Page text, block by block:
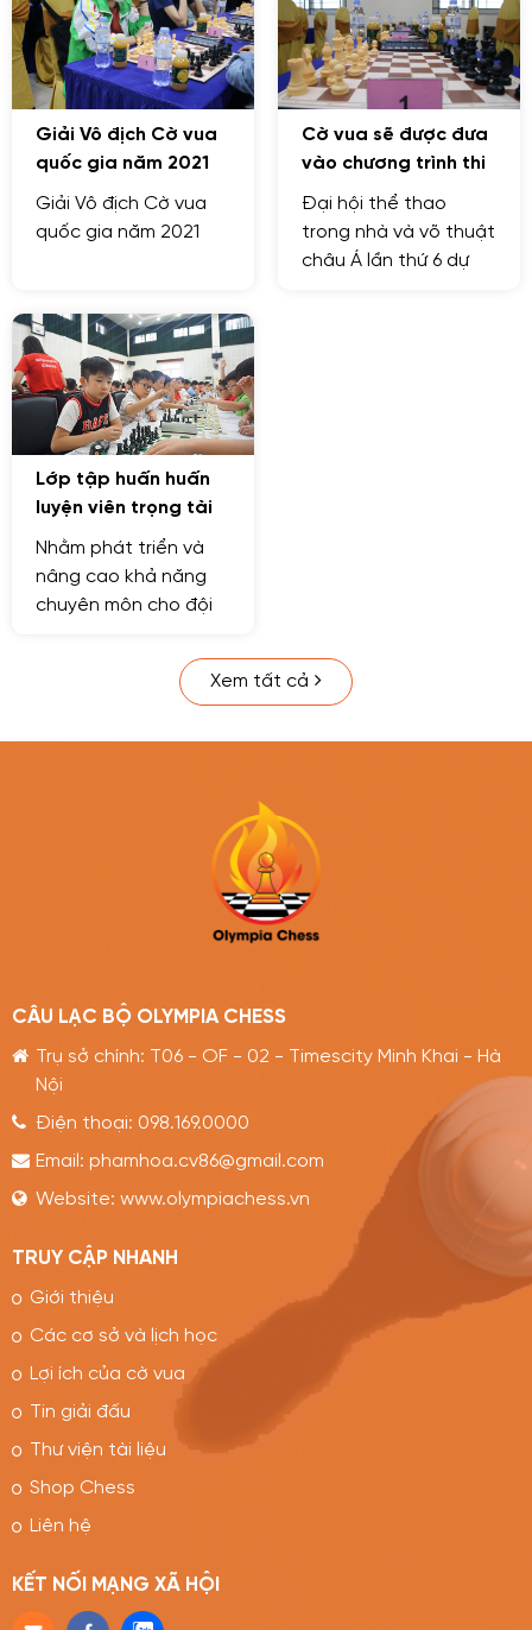
Giải Vô địch Cờ vua
quốc gia năm 2021
Giải Vô địch Cờ vua
quốc gia năm 2021
Cờ vua sẽ được đưa
vào chương trình thi
đấu Đại hội thể thao
trong nhà và võ
thuật Châu Á 2022.
Đại hội thể thao
trong nhà và võ thuật
châu Á lần thứ 6 dự
Lớp tập huấn huấn
luyện viên trọng tài
cờ vua quốc gia
2020
Nhằm phát triển và
nâng cao khả năng
chuyên môn cho đội
trọng tài; thực hiện kế
hoạch hoạt động
cờ Việt Nam tổ chức
Xem tất cả
CÂU LẠC BỘ OLYMPIA CHESS
Trụ sở chính: T06 - OF - 02 - Timescity Minh Khai - Hà
Nội
Điện thoại: 098.169.0000
Email: phamhoa.cv86@gmail.com
Website: www.olympiachess.vn
TRUY CẬP NHANH
Giới thiệu
Các cơ sở và lịch học
Lợi ích của cờ vua
Tin giải đấu
Thư viện tài liệu
Shop Chess
Liên hệ
KẾT NỐI MẠNG XÃ HỘI